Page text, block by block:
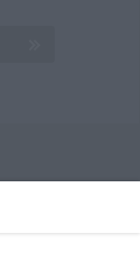
Serwis Informacyjny Miasta